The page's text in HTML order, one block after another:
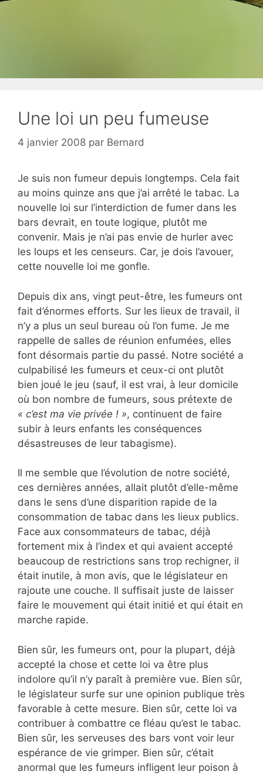
Une loi un peu fumeuse
4 janvier 2008 par Bernard
Je suis non fumeur depuis longtemps. Cela fait
au moins quinze ans que j’ai arrêté le tabac. La
nouvelle loi sur l’interdiction de fumer dans les
bars devrait, en toute logique, plutôt me
convenir. Mais je n’ai pas envie de hurler avec
les loups et les censeurs. Car, je dois l’avouer,
cette nouvelle loi me gonfle.
Depuis dix ans, vingt peut-être, les fumeurs ont
fait d’énormes efforts. Sur les lieux de travail, il
n’y a plus un seul bureau où l’on fume. Je me
rappelle de salles de réunion enfumées, elles
font désormais partie du passé. Notre société a
culpabilisé les fumeurs et ceux-ci ont plutôt
bien joué le jeu (sauf, il est vrai, à leur domicile
où bon nombre de fumeurs, sous prétexte de
« c’est ma vie privée ! », continuent de faire
subir à leurs enfants les conséquences
désastreuses de leur tabagisme).
Il me semble que l’évolution de notre société,
ces dernières années, allait plutôt d’elle-même
dans le sens d’une disparition rapide de la
consommation de tabac dans les lieux publics.
Face aux consommateurs de tabac, déjà
fortement mix à l’index et qui avaient accepté
beaucoup de restrictions sans trop rechigner, il
était inutile, à mon avis, que le législateur en
rajoute une couche. Il suffisait juste de laisser
faire le mouvement qui était initié et qui était en
marche rapide.
Bien sûr, les fumeurs ont, pour la plupart, déjà
accepté la chose et cette loi va être plus
indolore qu’il n’y paraît à première vue. Bien sûr,
le législateur surfe sur une opinion publique très
favorable à cette mesure. Bien sûr, cette loi va
contribuer à combattre ce fléau qu’est le tabac.
Bien sûr, les serveuses des bars vont voir leur
espérance de vie grimper. Bien sûr, c’était
anormal que les fumeurs infligent leur poison à